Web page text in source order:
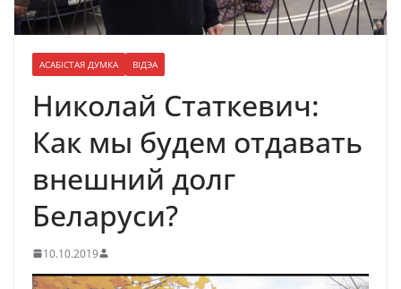
АСАБІСТАЯ ДУМКА ВІДЭА
Николай Статкевич:
Как мы будем отдавать
внешний долг
Беларуси?
10.10.2019